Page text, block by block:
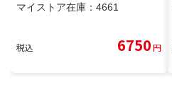
マイストア在庫： 4661
税込 6750円